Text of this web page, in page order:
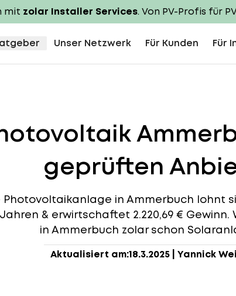
mit zolar Installer Services. Von PV-Profis für
Unser Netzwerk Für Kunden Für
geprüften
Photovoltaikanlage in Ammerbuch lohnt
Jahren & erwirtschaftet 2.220,69 €
in Ammerbuch zolar schon
Aktualisiert am:18.3.2025| Yannick